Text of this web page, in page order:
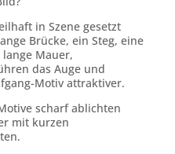
in Szene gesetzt
Brücke, ein Steg, eine
lange Mauer,
das Auge und
Motiv attraktiver.
scharf ablichten
mit kurzen